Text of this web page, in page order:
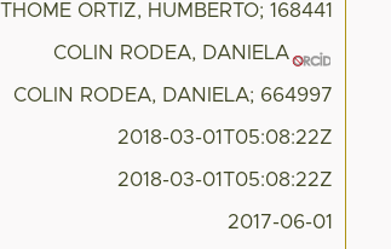
THOME ORTIZ, HUMBERTO; 168441
COLIN RODEA, DANIELA
COLIN RODEA, DANIELA; 664997
2018-03-01T05:08:22Z
2018-03-01T05:08:22Z
2017-06-01